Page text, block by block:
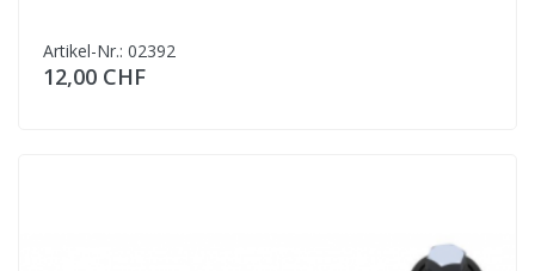
Artikel-Nr.: 02392
12,00 CHF